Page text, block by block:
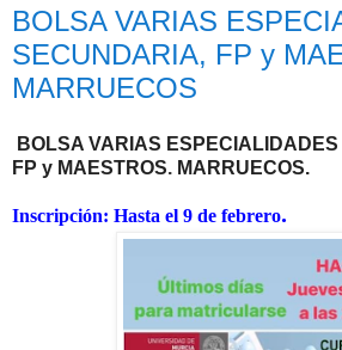
BOLSA VARIAS
SECUNDARIA, FP y
MARRUECOS
BOLSA VARIAS
FP y MAESTROS. MARRUECOS.
Inscripción: Hasta el 9 de febrero.